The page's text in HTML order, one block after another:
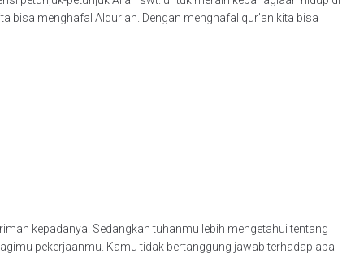
bisa menghafal Alqur’an. Dengan menghafal qur’an kita bisa
kepadanya. Sedangkan tuhanmu lebih mengetahui tentang
pekerjaanmu. Kamu tidak bertanggung jawab terhadap apa